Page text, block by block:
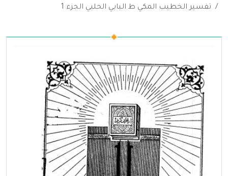
تفسير الخطيب المكي ط البابي الحلبي الجزء 1